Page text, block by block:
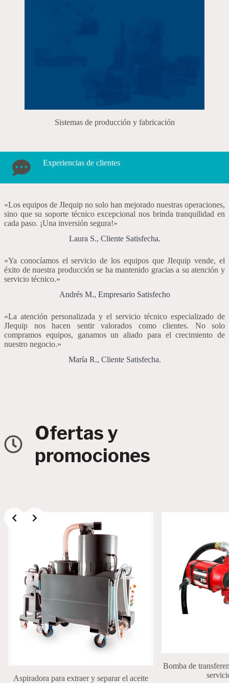
Sistemas de producción y fabricación
Experiencias de clientes
«Los equipos de JIequip no solo han mejorado nuestras operaciones,
sino que su soporte técnico excepcional nos brinda tranquilidad en
cada paso. ¡Una inversión segura!»
Laura S., Cliente Satisfecha.
«Ya conocíamos el servicio de los equipos que JIequip vende, el
éxito de nuestra producción se ha mantenido gracias a su atención y
servicio técnico.»
Andrés M., Empresario Satisfecho
«La atención personalizada y el servicio técnico especializado de
JIequip nos hacen sentir valorados como clientes. No solo
compramos equipos, ganamos un aliado para el crecimiento de
nuestro negocio.»
María R., Cliente Satisfecha.
Ofertas y
promociones
Aspiradora para extraer y separar el aceite
Bomba de